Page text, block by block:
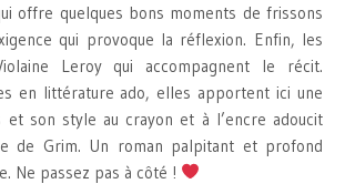
offre quelques bons moments de frissons
qui provoque la réflexion. Enfin, les
Leroy qui accompagnent le récit.
en littérature ado, elles apportent ici une
et son style au crayon et à l’encre adoucit
de Grim. Un roman palpitant et profond
Ne passez pas à côté !